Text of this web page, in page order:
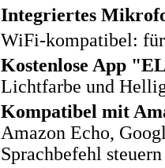
Integriertes
WiFi-kompatibel:
Kostenlose App
Lichtfarbe und
Kompatibel mit
Amazon Echo,
Sprachbefehl steuern